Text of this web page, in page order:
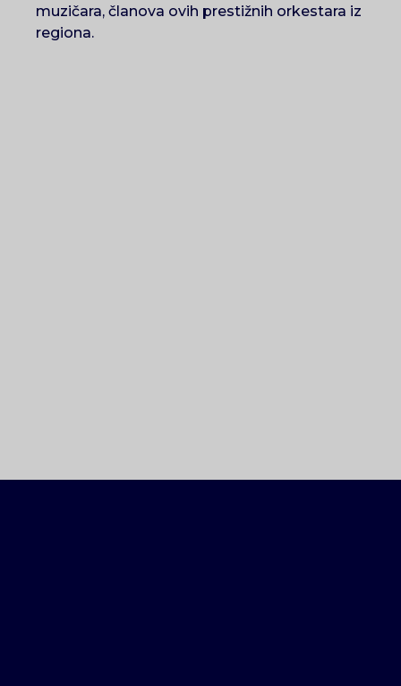
muzičara, članova ovih prestižnih orkestara iz
regiona.